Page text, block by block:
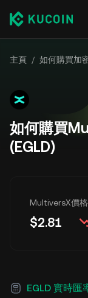
主頁 / 如何購買加
如何購買
(EGLD)
MultiversX價格
$2.81
EGLD 實時匯